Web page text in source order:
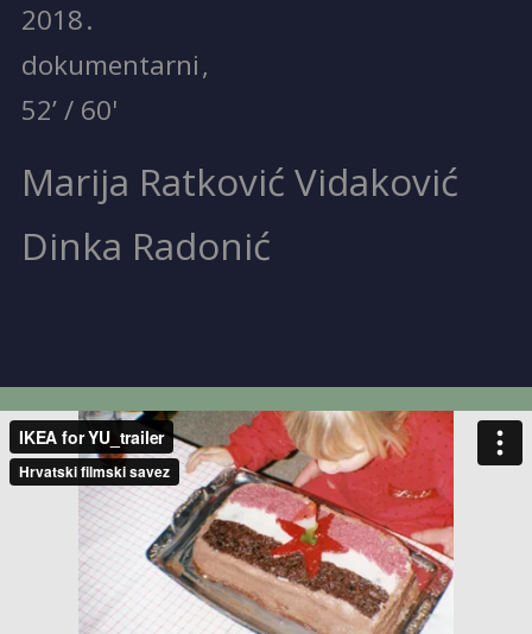
2018.
dokumentarni,
52’ / 60'
Marija Ratković Vidaković
Dinka Radonić